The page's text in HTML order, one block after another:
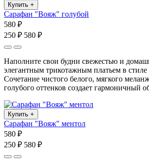
Купить +
Сарафан "Вояж" голубой
580 ₽
250 ₽ 580 ₽
Наполните свои будни свежестью и
элегантным трикотажным платьем в стиле
Сочетание чистого белого, мягкого
голубого оттенков создает гармоничный
Купить +
Сарафан "Вояж" ментол
580 ₽
250 ₽ 580 ₽